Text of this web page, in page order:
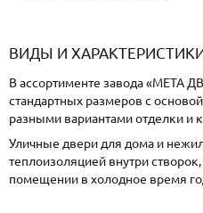
ВИДЫ И
В ассортименте завода «МЕТА
стандартных размеров с
разными вариантами отделки и
Уличные двери для дома и
теплоизоляцией внутри
помещении в холодное время